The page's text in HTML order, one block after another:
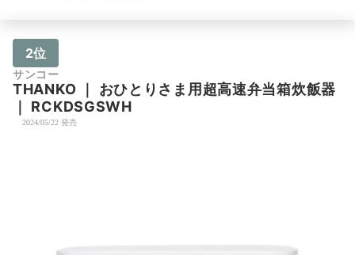
2位
サンコー
THANKO ｜ おひとりさま用超高速弁当箱炊飯器
｜ RCKDSGSWH
2024/05/22 発売